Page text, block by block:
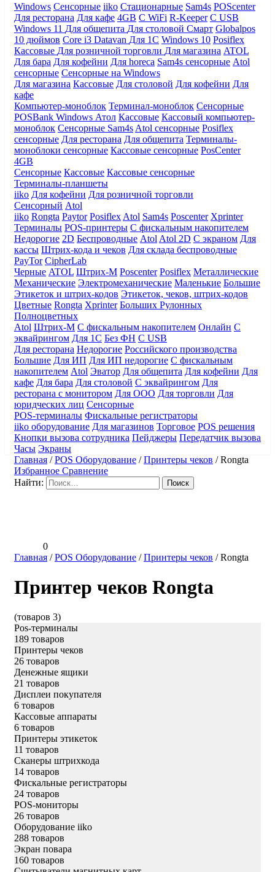
Windows Сенсорные iiko Стационарные Sam4s POScenter
Для ресторана Для кафе 4GB С WiFi R-Keeper С USB
Windows 11 Для общепита Для столовой Смарт Globalpos
10 дюймов Core i3 Datavan Для 1С Windows 10 Posiflex
Кассовые Для розничной торговли Для магазина ATOL
Для бара Для кофейни Для horeca Sam4s сенсорные Atol
сенсорные Сенсорные на Windows
Для магазина Кассовые Для столовой Для кофейни Для
кафе
Компьютер-моноблок Терминал-моноблок Сенсорные
POSBank Windows Атол Кассовые Кассовый компьютер-
моноблок Сенсорные Sam4s Atol сенсорные Posiflex
сенсорные Для ресторана Для общепита Терминалы-
моноблоки сенсорные Кассовые сенсорные PosCenter
4GB
Сенсорные Кассовые Кассовые сенсорные
Терминалы-планшеты
iiko Для кофейни Для розничной торговли
Сенсорный Atol
iiko Rongta Paytor Posiflex Atol Sam4s Poscenter Xprinter
Терминалы POS-принтеры С фискальным накопителем
Недорогие 2D Беспроводные Atol Atol 2D С экраном Для
кассы Штрих-кода и чеков Для склада беспроводные
PayTor CipherLab
Черные ATOL Штрих-М Poscenter Posiflex Металлические
Механические Электромеханические Маленькие Большие
Этикеток и штрих-кодов Этикеток, чеков, штрих-кодов
Цветные Rongta Xprinter Больших Рулонных
Полноцветных
Atol Штрих-М С фискальным накопителем Онлайн С
эквайрингом Для 1С Без ФН С USB
Для ресторана Недорогие Российского производства
Большие Для ИП Для ИП недорогие С фискальным
накопителем Atol Эватор Для общепита Для кофейни Для
кафе Для бара Для столовой С эквайрингом Для
ресторана с монитором Для ООО Для торговли Для
юридческих лиц Сенсорные
POS-терминалы Фискальные регистраторы
iiko оборудование Для магазинов Торговое POS решения
Кнопки вызова сотрудника Пейджеры Передатчик вызова
Часы Экраны
Главная /POS Оборудование /Принтеры чеков /Rongta
Избранное Сравнение
Найти:
0
Главная /POS Оборудование /Принтеры чеков /Rongta
Принтер чеков Rongta
(товаров 3)
Pos-терминалы
189 товаров
Принтеры чеков
26 товаров
Денежные ящики
21 товаров
Дисплеи покупателя
6 товаров
Кассовые аппараты
6 товаров
Принтеры этикеток
11 товаров
Сканеры штрихкода
14 товаров
Фискальные регистраторы
24 товаров
POS-мониторы
26 товаров
Оборудование iiko
288 товаров
Экран повара
160 товаров